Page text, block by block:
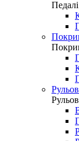
Педалі